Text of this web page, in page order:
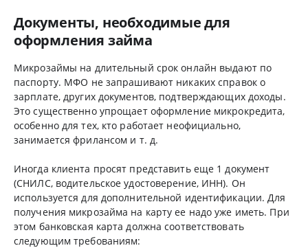
Документы, необходимые для
оформления займа
Микрозаймы на длительный срок онлайн выдают по
паспорту. МФО не запрашивают никаких справок о
зарплате, других документов, подтверждающих доходы.
Это существенно упрощает оформление микрокредита,
особенно для тех, кто работает неофициально,
занимается фрилансом и т. д.
Иногда клиента просят представить еще 1 документ
(СНИЛС, водительское удостоверение, ИНН). Он
используется для дополнительной идентификации. Для
получения микрозайма на карту ее надо уже иметь. При
этом банковская карта должна соответствовать
следующим требованиям: